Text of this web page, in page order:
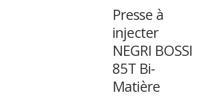
Presse à
injecter
NEGRI BOSSI
85T Bi-
Matière